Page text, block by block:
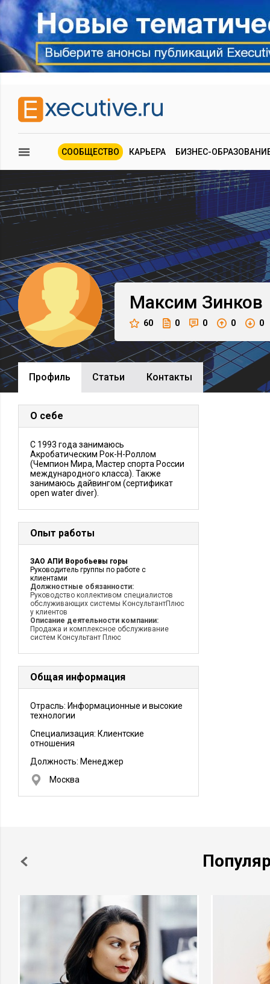
СООБЩЕСТВО КАРЬЕРА БИЗНЕС-
Максим Зинков
60 0 0 0 0
Профиль Cтатьи Контакты
О себе
С 1993 года занимаюсь
Акробатическим Рок-Н-Роллом
(Чемпион Мира, Мастер спорта России
международного класса). Также
занимаюсь дайвингом (сертификат
open water diver).
Опыт работы
ЗАО АПИ Воробьевы горы
Руководитель группы по работе с
клиентами
Должностные обязанности:
Руководство коллективом специалистов
обслуживающих системы КонсультантПлюс
у клиентов
Описание деятельности компании:
Продажа и комплексное обслуживание
систем Консультант Плюс
Общая информация
Отрасль: Информационные и высокие
технологии
Специализация: Клиентские
отношения
Должность: Менеджер
Москва